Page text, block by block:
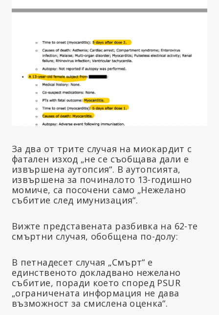
За два от трите случая на миокардит с
фатален изход „не се съобщава дали е
извършена аутопсия“. В аутопсията,
извършена за починалото 13-годишно
момиче, са посочени само „Нежелано
събитие след имунизация“.
Вижте представената разбивка на 62-те
смъртни случая, обобщена по-долу:
В петнадесет случая „Смърт“ е
единственото докладвано нежелано
събитие, поради което според PSUR
„ограничената информация не дава
възможност за смислена оценка“.